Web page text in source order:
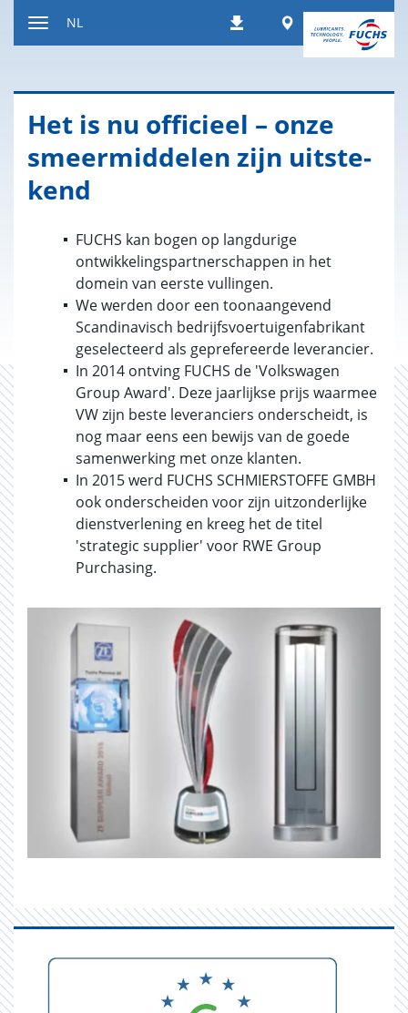
inhoud
DownloadsWorldwide
NL
Het is nu of­fi­ci­eel – onze
smeer­mid­de­len zijn uit­ste­
kend
FUCHS kan bogen op langdurige
ontwikkelingspartnerschappen in het
domein van eerste vullingen.
We werden door een toonaangevend
Scandinavisch bedrijfsvoertuigenfabrikant
geselecteerd als geprefereerde leverancier.
In 2014 ontving FUCHS de 'Volkswagen
Group Award'. Deze jaarlijkse prijs waarmee
VW zijn beste leveranciers onderscheidt, is
nog maar eens een bewijs van de goede
samenwerking met onze klanten.
In 2015 werd FUCHS SCHMIERSTOFFE GMBH
ook onderscheiden voor zijn uitzonderlijke
dienstverlening en kreeg het de titel
'strategic supplier' voor RWE Group
Purchasing.